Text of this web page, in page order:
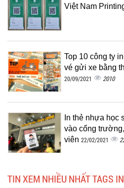
Việt Nam
Top 10 công ty
vé gửi xe bằng
20/09/2021 2010
In thẻ nhựa học
vào cổng
viên 22/02/2021
TIN XEM NHIỀU NHẤT TAGS